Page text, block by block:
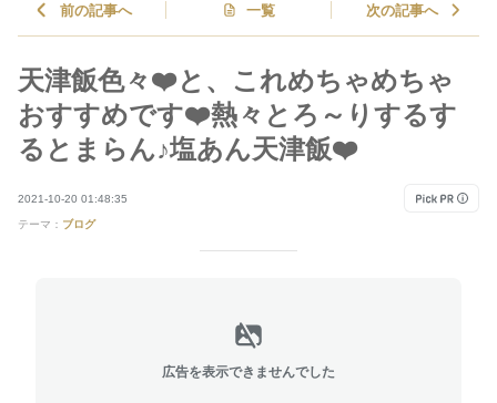
前の記事へ 一覧 次の記事へ
天津飯色々❤️と、これめちゃめちゃ
おすすめです❤️熱々とろ～りするす
るとまらん♪塩あん天津飯❤️
2021-10-20 01:48:35
テーマ： ブログ
広告を表示できませんでした